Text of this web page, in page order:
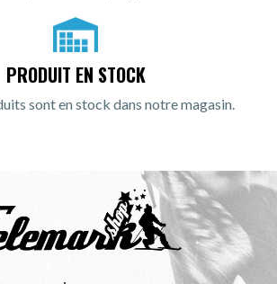
PRODUIT EN STOCK
sont en stock dans notre magasin.